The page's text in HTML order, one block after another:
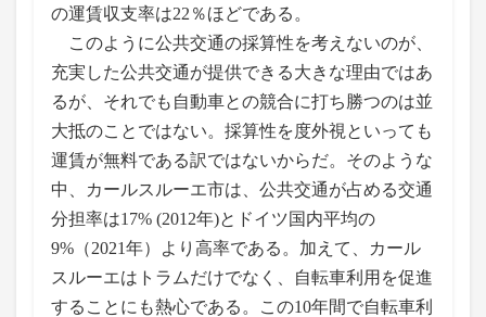
の運賃収支率は22％ほどである。
このように公共交通の採算性を考えないのが、
充実した公共交通が提供できる大きな理由ではあ
るが、それでも自動車との競合に打ち勝つのは並
大抵のことではない。採算性を度外視といっても
運賃が無料である訳ではないからだ。そのような
中、カールスルーエ市は、公共交通が占める交通
分担率は17% (2012年)とドイツ国内平均の
9%（2021年）より高率である。加えて、カール
スルーエはトラムだけでなく、自転車利用を促進
することにも熱心である。この10年間で自転車利